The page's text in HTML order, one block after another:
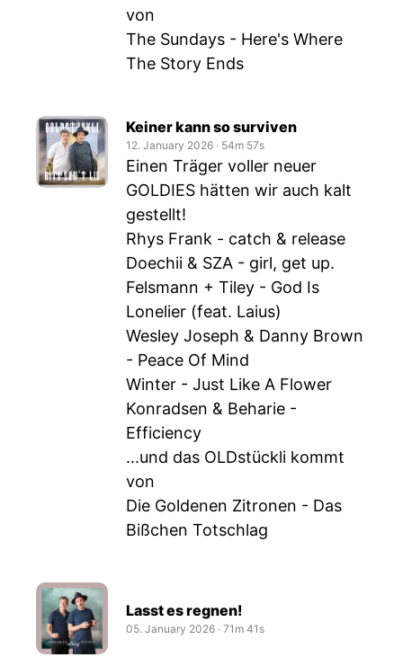
von
The Sundays - Here's Where
The Story Ends
Keiner kann so surviven
12. January 2026 ‧ 54m 57s
Einen Träger voller neuer
GOLDIES hätten wir auch kalt
gestellt!
Rhys Frank - catch & release
Doechii & SZA - girl, get up.
Felsmann + Tiley - God Is
Lonelier (feat. Laius)
Wesley Joseph & Danny Brown
- Peace Of Mind
Winter - Just Like A Flower
Konradsen & Beharie -
Efficiency
...und das OLDstückli kommt
von
Die Goldenen Zitronen - Das
Bißchen Totschlag
Lasst es regnen!
05. January 2026 ‧ 71m 41s